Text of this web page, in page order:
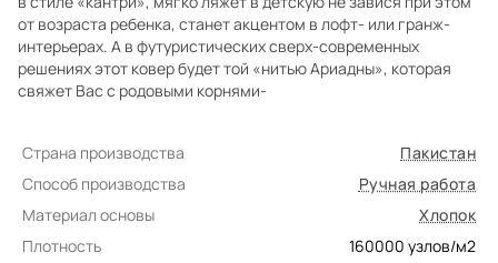
от возраста ребенка, станет акцентом в лофт- или гранж-
интерьерах. А в футуристических сверх-современных
решениях этот ковер будет той «нитью Ариадны», которая
свяжет Вас с родовыми корнями-
Страна производства
Пакистан
Способ производства
Ручная работа
Материал основы
Хлопок
Плотность
160000 узлов/м2